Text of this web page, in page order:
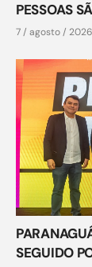
PESSOAS
7 / agosto / 2026
SEGUIDO